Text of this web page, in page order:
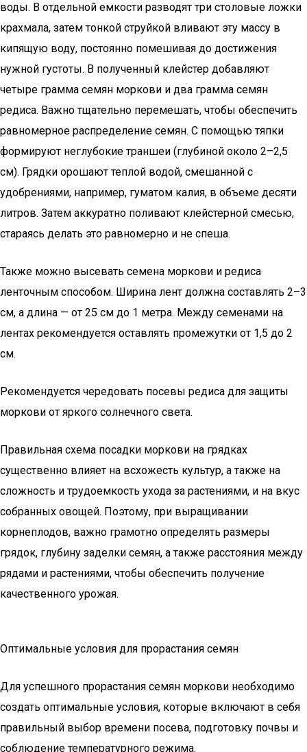
воды. В отдельной емкости разводят три столовые ложки
крахмала, затем тонкой струйкой вливают эту массу в
кипящую воду, постоянно помешивая до достижения
нужной густоты. В полученный клейстер добавляют
четыре грамма семян моркови и два грамма семян
редиса. Важно тщательно перемешать, чтобы обеспечить
равномерное распределение семян. С помощью тяпки
формируют неглубокие траншеи (глубиной около 2–2,5
см). Грядки орошают теплой водой, смешанной с
удобрениями, например, гуматом калия, в объеме десяти
литров. Затем аккуратно поливают клейстерной смесью,
стараясь делать это равномерно и не спеша.
Также можно высевать семена моркови и редиса
ленточным способом. Ширина лент должна составлять 2–3
см, а длина — от 25 см до 1 метра. Между семенами на
лентах рекомендуется оставлять промежутки от 1,5 до 2
см.
Рекомендуется чередовать посевы редиса для защиты
моркови от яркого солнечного света.
Правильная схема посадки моркови на грядках
существенно влияет на всхожесть культур, а также на
сложность и трудоемкость ухода за растениями, и на вкус
собранных овощей. Поэтому, при выращивании
корнеплодов, важно грамотно определять размеры
грядок, глубину заделки семян, а также расстояния между
рядами и растениями, чтобы обеспечить получение
качественного урожая.
Оптимальные условия для прорастания семян
Для успешного прорастания семян моркови необходимо
создать оптимальные условия, которые включают в себя
правильный выбор времени посева, подготовку почвы и
соблюдение температурного режима.